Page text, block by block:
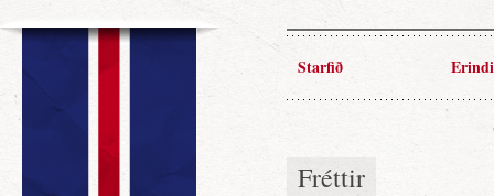
Starfið Erindi
Fréttir